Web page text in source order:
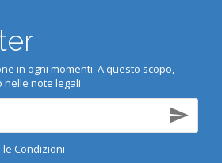
in ogni momenti. A questo scopo,
nelle note legali.
le Condizioni